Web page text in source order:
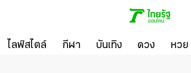
ไลฟ์สไตล์ กีฬา บันเทิง ดวง หวย